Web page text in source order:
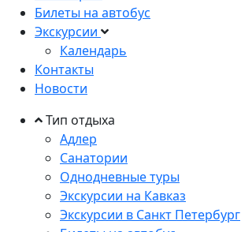
Билеты на автобус
Экскурсии
Календарь
Контакты
Новости
Тип отдыха
Адлер
Санатории
Однодневные туры
Экскурсии на Кавказ
Экскурсии в Санкт Петербург